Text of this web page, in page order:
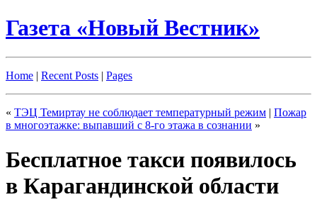
Газета «Новый Вестник»
Home | Recent Posts | Pages
« ТЭЦ Темиртау не соблюдает температурный режим | Пожар
в многоэтажке: выпавший с 8-го этажа в сознании »
Бесплатное такси появилось
в Карагандинской области